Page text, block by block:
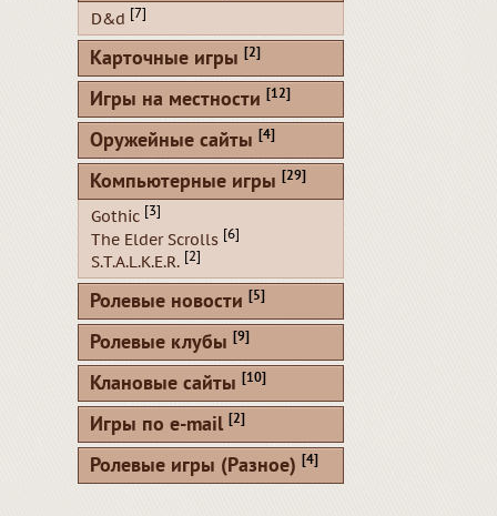
D&d [7]
Карточные игры [2]
Игры на местности [12]
Оружейные сайты [4]
Компьютерные игры [29]
Gothic [3]
The Elder Scrolls [6]
S.T.A.L.K.E.R. [2]
Ролевые новости [5]
Ролевые клубы [9]
Клановые сайты [10]
Игры по e-mail [2]
Ролевые игры (Разное) [4]